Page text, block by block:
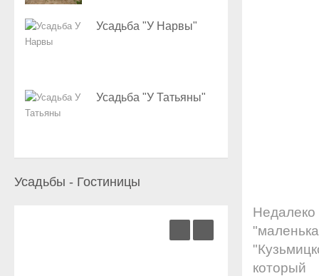
Усадьба "У Нарвы"
Усадьба "У Татьяны"
Усадьбы - Гостиницы